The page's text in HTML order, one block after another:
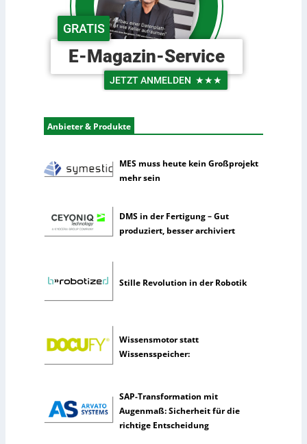
n
d
e
r
L
o
s
t
s
c
h
e
U
n
r
n
m
n
u
e
l
t
e
r
k
GRATIS
E-Magazin-Service
JETZT ANMELDEN ★★★
Anbieter & Produkte
MES muss heute kein Großprojekt
mehr sein
DMS in der Fertigung – Gut
produziert, besser archiviert
Stille Revolution in der Robotik
Wissensmotor statt
Wissensspeicher:
SAP-Transformation mit
Augenmaß: Sicherheit für die
richtige Entscheidung